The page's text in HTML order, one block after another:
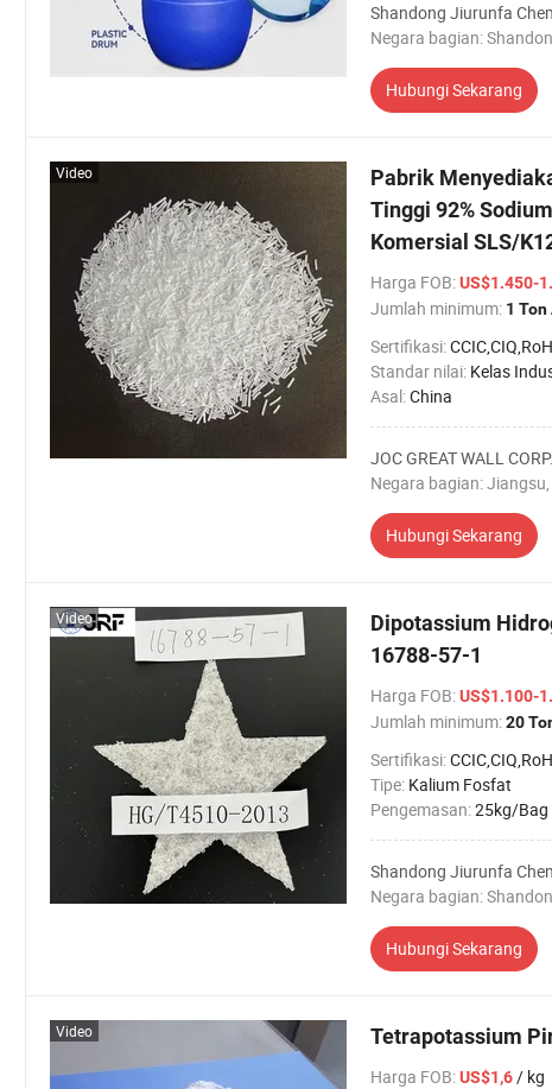
Shandong Jiurunfa
Negara bagian:
Hubungi Sekarang
Pabrik
Tinggi 92%
Komersial SLS/
Harga FOB:US$1.450-
Jumlah minimum: 1 Ton
Sertifikasi:
Standar nilai: Kelas
Asal:China
JOC GREAT WALL CORP.
Negara bagian:
Hubungi Sekarang
Video
Dipotassium
16788-57-1
Harga FOB:US$1.100-
Jumlah minimum:20
Sertifikasi:CCIC,CIQ,RoHS,ISO adalah
Tipe: Kalium Fosfat
Pengemasan:25kg/Bag
Shandong Jiurunfa
Negara bagian:
Hubungi Sekarang
Video
Tetrapotassium
Harga FOB:US$1,6/ kg
Video